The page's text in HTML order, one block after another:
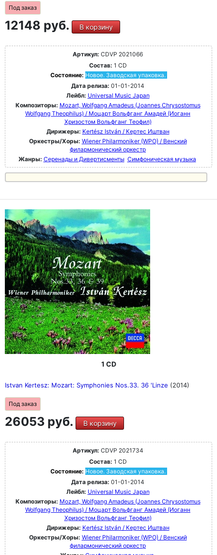
Под заказ
12148 руб. В корзину
Артикул: CDVP 2021066
Состав: 1 CD
Состояние: Новое. Заводская упаковка.
Дата релиза: 01-01-2014
Лейбл: Universal Music Japan
Композиторы: Mozart, Wolfgang Amadeus (Joannes Chrysostomus
Wolfgang Theophilus) / Моцарт Вольфганг Амадей (Иоганн
Хризостом Вольфганг Теофил)
Дирижеры: Kertész István / Кертес Иштван
Оркестры/Хоры: Wiener Philarmoniker (WPO) / Венский
филармонический оркестр
Жанры: Серенады и Дивертисменты Симфоническая музыка
1 CD
Istvan Kertesz: Mozart: Symphonies Nos.33. 36 'Linze (2014)
Под заказ
26053 руб. В корзину
Артикул: CDVP 2021734
Состав: 1 CD
Состояние: Новое. Заводская упаковка.
Дата релиза: 01-01-2014
Лейбл: Universal Music Japan
Композиторы: Mozart, Wolfgang Amadeus (Joannes Chrysostomus
Wolfgang Theophilus) / Моцарт Вольфганг Амадей (Иоганн
Хризостом Вольфганг Теофил)
Дирижеры: Kertész István / Кертес Иштван
Оркестры/Хоры: Wiener Philarmoniker (WPO) / Венский
филармонический оркестр